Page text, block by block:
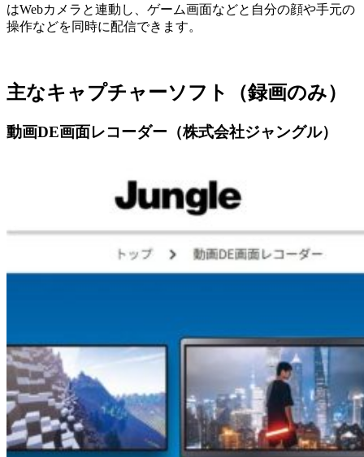
はWebカメラと連動し、ゲーム画面などと自分の顔や手元の
操作などを同時に配信できます。
主なキャプチャーソフト（録画のみ）
動画DE画面レコーダー（株式会社ジャングル）